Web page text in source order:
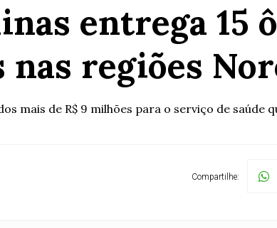
entrega 15
nas regiões
mais de R$ 9 milhões para o serviço de saúde
Compartilhe: